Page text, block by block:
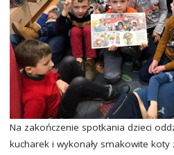
Na zakończenie spotkania dzieci
kucharek i wykonały smakowite